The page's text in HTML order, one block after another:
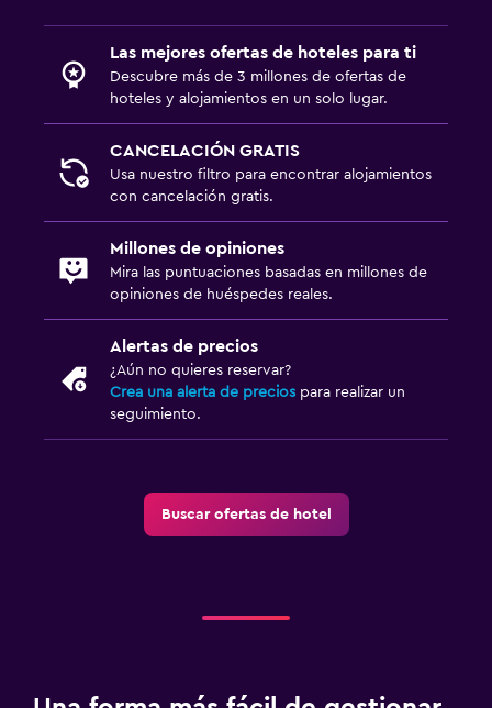
Las mejores ofertas de hoteles para ti
Descubre más de 3 millones de ofertas de
hoteles y alojamientos en un solo lugar.
CANCELACIÓN GRATIS
Usa nuestro filtro para encontrar alojamientos
con cancelación gratis.
Millones de opiniones
Mira las puntuaciones basadas en millones de
opiniones de huéspedes reales.
Alertas de precios
¿Aún no quieres reservar?
Crea una alerta de precios para realizar un
seguimiento.
Buscar ofertas de hotel